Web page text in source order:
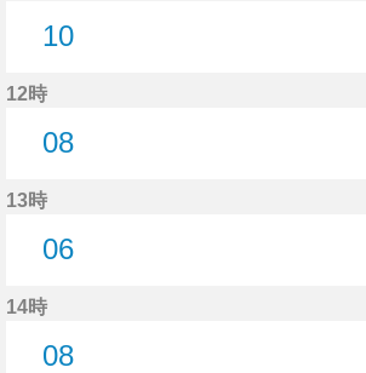
10
12時
08
13時
06
14時
08